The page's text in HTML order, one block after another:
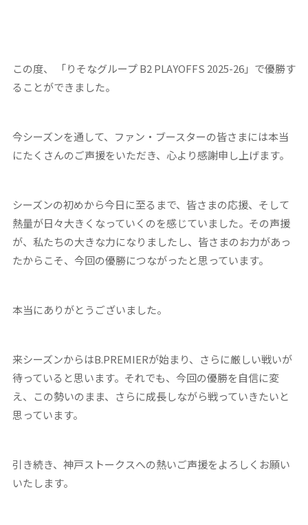
この度、 「りそなグループ B2 PLAYOFFS 2025-26」で優勝す
ることができました。
今シーズンを通して、ファン・ブースターの皆さまには本当
にたくさんのご声援をいただき、心より感謝申し上げます。
シーズンの初めから今日に至るまで、皆さまの応援、そして
熱量が日々大きくなっていくのを感じていました。その声援
が、私たちの大きな力になりましたし、皆さまのお力があっ
たからこそ、今回の優勝につながったと思っています。
本当にありがとうございました。
来シーズンからはB.PREMIERが始まり、さらに厳しい戦いが
待っていると思います。それでも、今回の優勝を自信に変
え、この勢いのまま、さらに成長しながら戦っていきたいと
思っています。
引き続き、神戸ストークスへの熱いご声援をよろしくお願い
いたします。